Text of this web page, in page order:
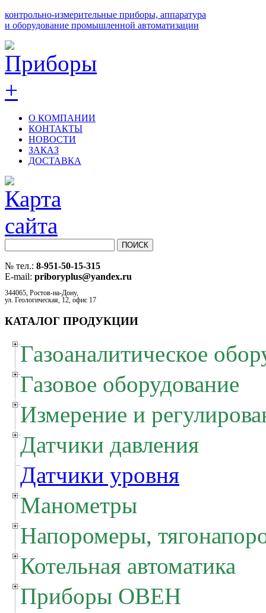
контрольно-измерительные приборы, аппаратура
и оборудование промышленной автоматизации
О КОМПАНИИ
КОНТАКТЫ
НОВОСТИ
ЗАКАЗ
ДОСТАВКА
№ тел.: 8-951-50-15-315
E-mail: priboryplus@yandex.ru
344065, Ростов-на-Дону,
ул. Геологическая, 12, офис 17
КАТАЛОГ ПРОДУКЦИИ
Газоаналитическое
Газовое оборудование
Измерение и
Датчики давления
Датчики уровня
Манометры
Напоромеры,
Котельная автоматика
Приборы ОВЕН